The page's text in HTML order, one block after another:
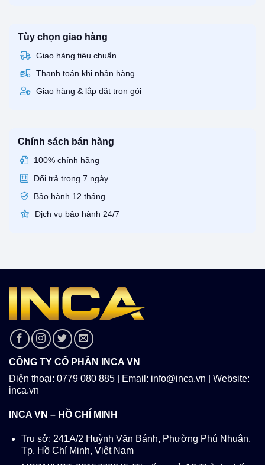
Tùy chọn giao hàng
Giao hàng tiêu chuẩn
Thanh toán khi nhận hàng
Giao hàng & lắp đặt trọn gói
Chính sách bán hàng
100% chính hãng
Đổi trả trong 7 ngày
Bảo hành 12 tháng
Dịch vụ bảo hành 24/7
CÔNG TY CỔ PHẦN INCA VN
Điện thoại: 0779 080 885 | Email: info@inca.vn | Website:
inca.vn
INCA VN – HỒ CHÍ MINH
Trụ sở: 241A/2 Huỳnh Văn Bánh, Phường Phú Nhuận,
Tp. Hồ Chí Minh, Việt Nam